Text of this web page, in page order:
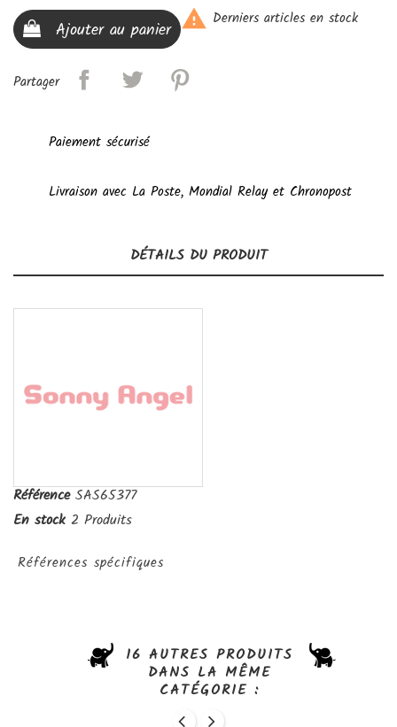
Ajouter au panier  Derniers articles en stock
Partager
Paiement sécurisé
Livraison avec La Poste, Mondial Relay et Chronopost
DÉTAILS DU PRODUIT
Référence SAS65377
En stock 2 Produits
Références spécifiques
16 AUTRES PRODUITS
DANS LA MÊME
CATÉGORIE :